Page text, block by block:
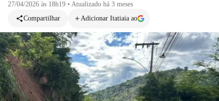
27/04/2026 às 18h19 • Atualizado há 3 meses
Compartilhar
Adicionar Itatiaia ao